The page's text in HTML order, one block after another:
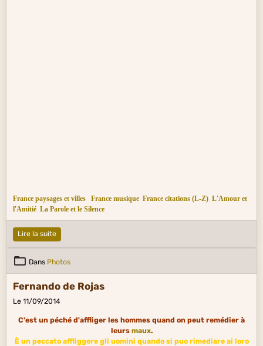
France paysages et villes France musique France citations (L-Z) L'Amour et
l'Amitié La Parole et le Silence
Lire la suite
Dans Photos
Fernando de Rojas
Le 11/09/2014
C'est un péché d'affliger les hommes quand on peut remédier à
leurs maux.
È un peccato affliggere gli uomini quando si puo rimediare ai loro